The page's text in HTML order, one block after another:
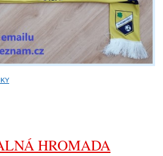
HROMADA